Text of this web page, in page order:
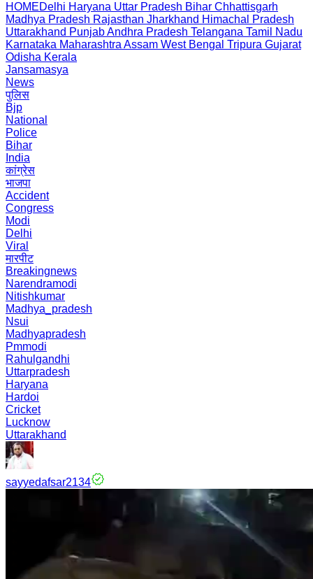
HOMEDelhi Haryana Uttar Pradesh Bihar Chhattisgarh
Madhya Pradesh Rajasthan Jharkhand Himachal Pradesh
Uttarakhand PunjabAndhra Pradesh Telangana Tamil Nadu
Karnataka Maharashtra Assam West Bengal Tripura Gujarat
Odisha Kerala
Jansamasya
News
पुलिस
Bjp
National
Police
Bihar
India
कांग्रेस
भाजपा
Accident
Congress
Modi
Delhi
Viral
मारपीट
Breakingnews
Narendramodi
Nitishkumar
Madhya_pradesh
Nsui
Madhyapradesh
Pmmodi
Rahulgandhi
Uttarpradesh
Haryana
Hardoi
Cricket
Lucknow
Uttarakhand
sayyedafsar2134